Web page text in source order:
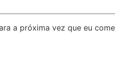
a próxima vez que eu